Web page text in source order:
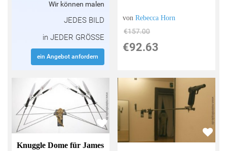
Wir können malen
JEDES BILD
in JEDER GRÖSSE
ein Angebot anfordern
vonRebecca Horn
€157.00
€92.63
Knuggle Dome für James